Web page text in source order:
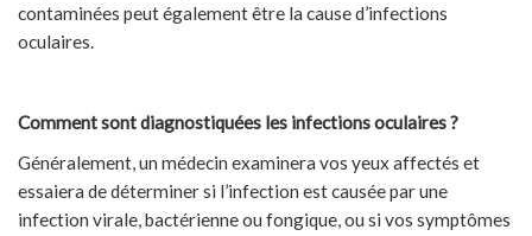
contaminées peut également être la cause d’infections
oculaires.
Comment sont diagnostiquées les infections oculaires ?
Généralement, un médecin examinera vos yeux affectés et
essaiera de déterminer si l’infection est causée par une
infection virale, bactérienne ou fongique, ou si vos symptômes